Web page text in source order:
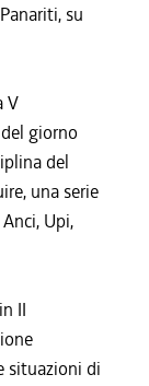
su
V
giorno
del
una serie
Upi,
II
situazioni di